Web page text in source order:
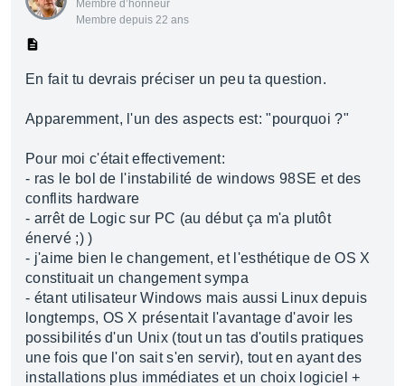
Membre d’honneur
Membre depuis 22 ans
En fait tu devrais préciser un peu ta question.
Apparemment, l'un des aspects est: "pourquoi ?"
Pour moi c'était effectivement:
- ras le bol de l'instabilité de windows 98SE et des
conflits hardware
- arrêt de Logic sur PC (au début ça m'a plutôt
énervé ;) )
- j'aime bien le changement, et l'esthétique de OS X
constituait un changement sympa
- étant utilisateur Windows mais aussi Linux depuis
longtemps, OS X présentait l'avantage d'avoir les
possibilités d'un Unix (tout un tas d'outils pratiques
une fois que l'on sait s'en servir), tout en ayant des
installations plus immédiates et un choix logiciel +